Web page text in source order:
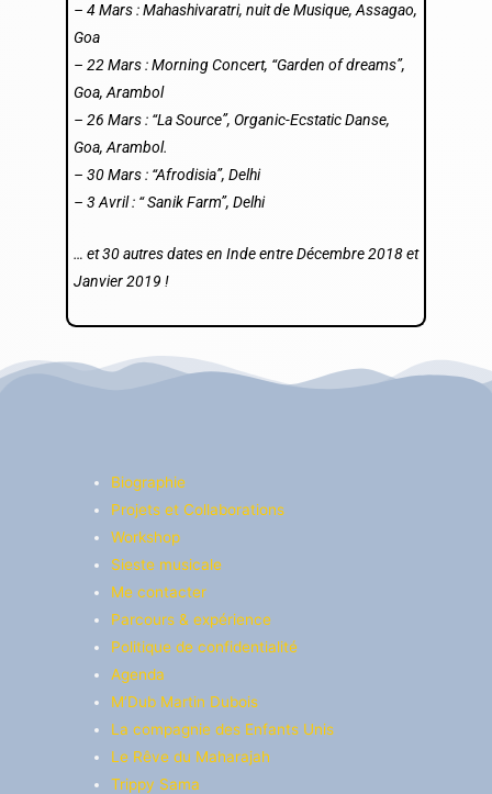
– 4 Mars : Mahashivaratri, nuit de Musique, Assagao,
Goa
– 22 Mars : Morning Concert, “Garden of dreams”,
Goa, Arambol
– 26 Mars : “La Source”, Organic-Ecstatic Danse,
Goa, Arambol.
– 30 Mars : “Afrodisia”, Delhi
– 3 Avril : “ Sanik Farm”, Delhi
… et 30 autres dates en Inde entre Décembre 2018 et
Janvier 2019 !
Biographie
Projets et Collaborations
Workshop
Sieste musicale
Me contacter
Parcours & expérience
Politique de confidentialité
Agenda
M’Dub Martin Dubois
La compagnie des Enfants Unis​
Le Rêve du Maharajah
Trippy Sama